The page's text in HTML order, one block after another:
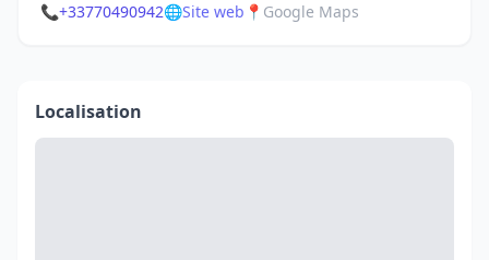
📞+33770490942🌐Site web 📍 Google Maps
Localisation